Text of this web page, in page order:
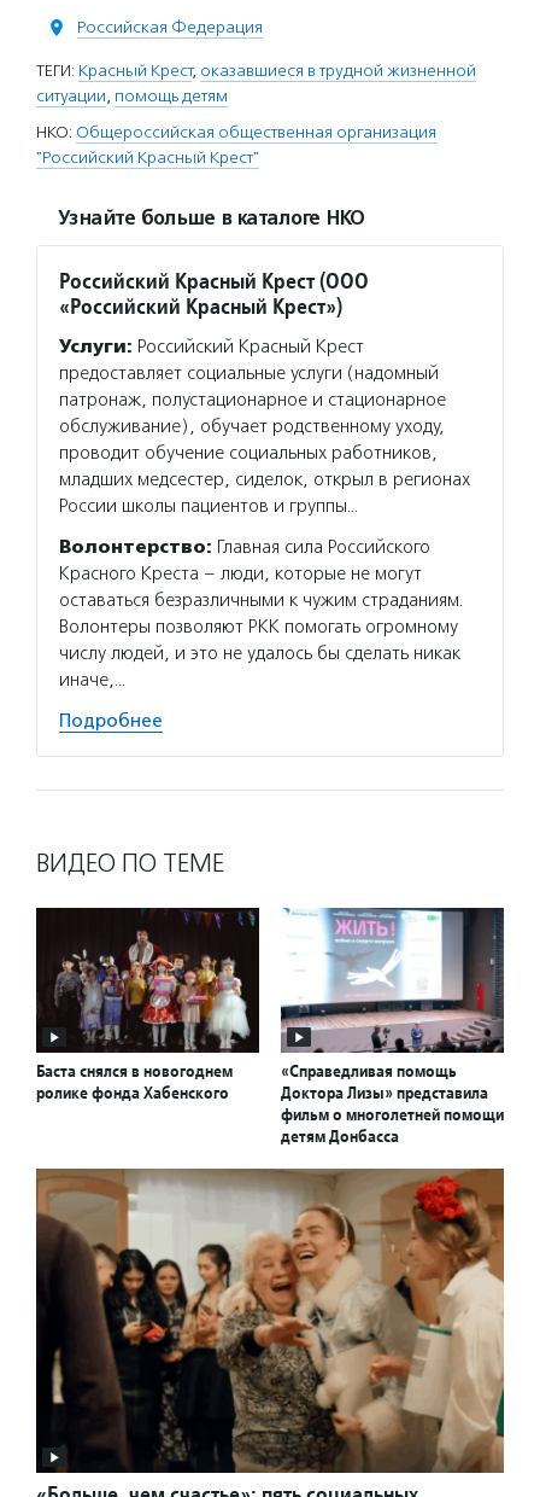
Российская Федерация
ТЕГИ: Красный Крест, оказавшиеся в трудной жизненной
ситуации, помощь детям
НКО: Общероссийская общественная организация
"Российский Красный Крест"
Узнайте больше в каталоге НКО
Российский Красный Крест (ООО
«Российский Красный Крест»)
Услуги: Российский Красный Крест
предоставляет социальные услуги (надомный
патронаж, полустационарное и стационарное
обслуживание), обучает родственному уходу,
проводит обучение социальных работников,
младших медсестер, сиделок, открыл в регионах
России школы пациентов и группы…
Волонтерство: Главная сила Российского
Красного Креста – люди, которые не могут
оставаться безразличными к чужим страданиям.
Волонтеры позволяют РКК помогать огромному
числу людей, и это не удалось бы сделать никак
иначе,…
Подробнее
ВИДЕО ПО ТЕМЕ
Баста снялся в новогоднем
ролике фонда Хабенского
«Справедливая помощь
Доктора Лизы» представила
фильм о многолетней помощи
детям Донбасса